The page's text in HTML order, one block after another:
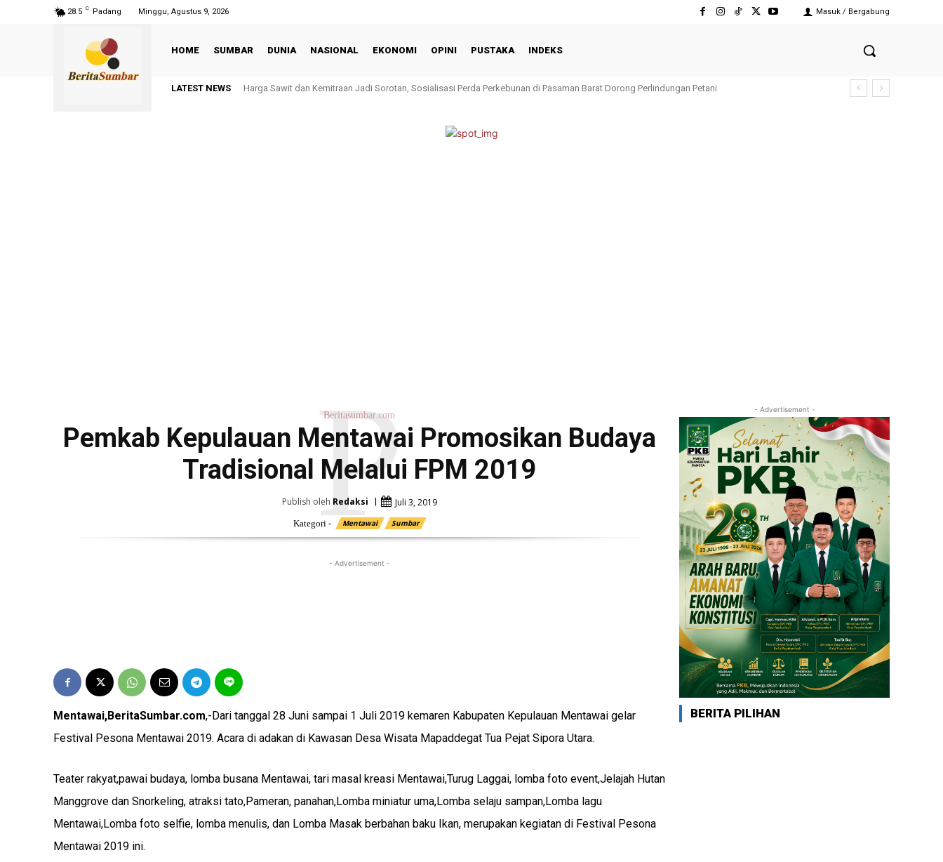
28.5 C Padang Minggu, Agustus 9, 2026 Masuk / Bergabung
HOME SUMBAR DUNIA NASIONAL EKONOMI OPINI PUSTAKA INDEKS
LATEST NEWSHarga Sawit dan Kemitraan Jadi Sorotan, Sosialisasi Perda Perkebunan di Pasaman Barat Dorong Perlindungan Petani
HUT Kedua DePA-RI, Saatnya Advokat Bersatu dan Bergerak Untuk Keadilan
Beritasumbar.com
Pemkab Kepulauan Mentawai Promosikan Budaya
Tradisional Melalui FPM 2019
P
Publish oleh Redaksi Juli 3, 2019
Kategori - Mentawai Sumbar
- Advertisement -
Mentawai,BeritaSumbar.com,-Dari tanggal 28 Juni sampai 1 Juli 2019 kemaren Kabupaten Kepulauan Mentawai gelar
Festival Pesona Mentawai 2019. Acara di adakan di Kawasan Desa Wisata Mapaddegat Tua Pejat Sipora Utara.
Teater rakyat,pawai budaya, lomba busana Mentawai, tari masal kreasi Mentawai,Turug Laggai, lomba foto event,Jelajah Hutan
Manggrove dan Snorkeling, atraksi tato,Pameran, panahan,Lomba miniatur uma,Lomba selaju sampan,Lomba lagu
Mentawai,Lomba foto selfie, lomba menulis, dan Lomba Masak berbahan baku Ikan, merupakan kegiatan di Festival Pesona
Mentawai 2019 ini.
- Advertisement -
BERITA PILIHAN